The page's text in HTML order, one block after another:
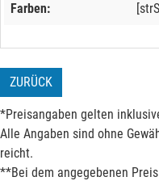
Farben:
ZURÜCK
*Preisangaben gelten
Alle Angaben sind ohne
reicht.
**Bei dem angegebenen